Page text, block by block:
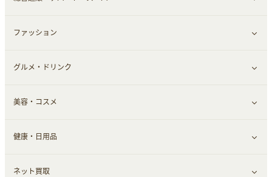
すべて見る
総合通販
ファッション
すべて見る
ファッション
インナー・下着
スーツ・フォーマル
グルメ・ドリンク
すべて見る
グルメ
お酒
美容・コスメ
すべて見る
ヘアケア
健康・日用品
すべて見る
ネット買取